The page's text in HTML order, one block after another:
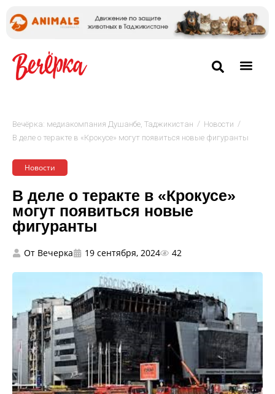
Вечёрка: медиакомпания Душанбе, Таджикистан / Новости /
В деле о теракте в «Крокусе» могут появиться новые фигуранты
Новости
В деле о теракте в «Крокусе»
могут появиться новые
фигуранты
От Вечерка 19 сентября, 2024 42